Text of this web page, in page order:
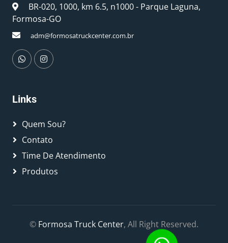
BR-020, 1000, km 6.5, n1000 - Parque Laguna,
Formosa-GO
adm@formosatruckcenter.com.br
Links
Quem Sou?
Contato
Time De Atendimento
Produtos
© Formosa Truck Center, All Right Reserved.